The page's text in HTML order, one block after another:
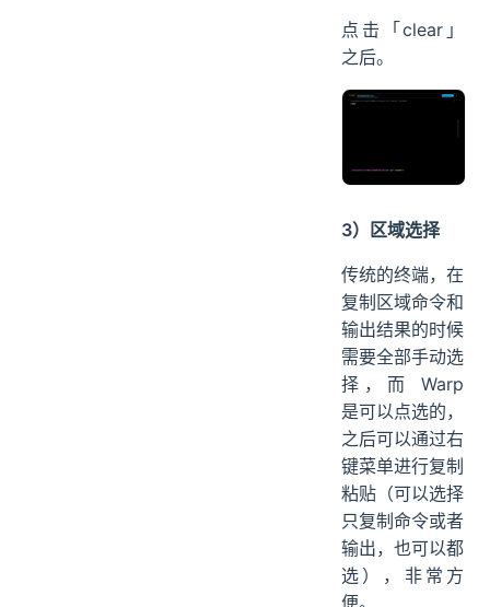
点击「clear」
之后。
3）区域选择
传统的终端，在
复制区域命令和
输出结果的时候
需要全部手动选
择，而 Warp
是可以点选的，
之后可以通过右
键菜单进行复制
粘贴（可以选择
只复制命令或者
输出，也可以都
选），非常方